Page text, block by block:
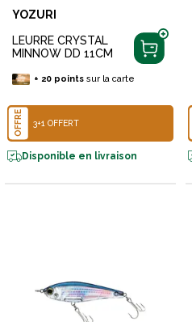
YOZURI
LEURRE CRYSTAL
MINNOW DD 11CM
+ 20pointssur la carte
OFFRE 3+1 OFFERT
Disponible en livraison